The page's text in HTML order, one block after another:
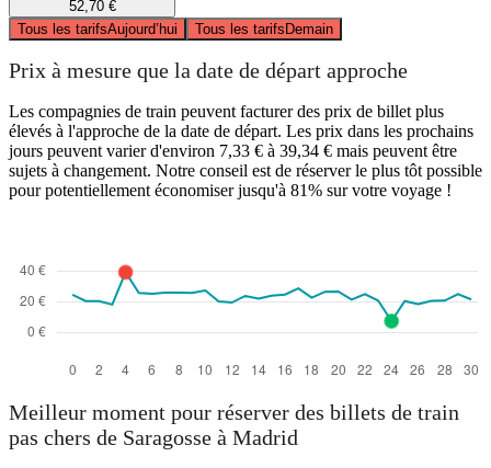
52,70 €
Tous les tarifsAujourd’hui Tous les tarifsDemain
Prix à mesure que la date de départ approche
Les compagnies de train peuvent facturer des prix de billet plus
élevés à l'approche de la date de départ. Les prix dans les prochains
jours peuvent varier d'environ 7,33 € à 39,34 € mais peuvent être
sujets à changement. Notre conseil est de réserver le plus tôt possible
pour potentiellement économiser jusqu'à 81% sur votre voyage !
Meilleur moment pour réserver des billets de train
pas chers de Saragosse à Madrid